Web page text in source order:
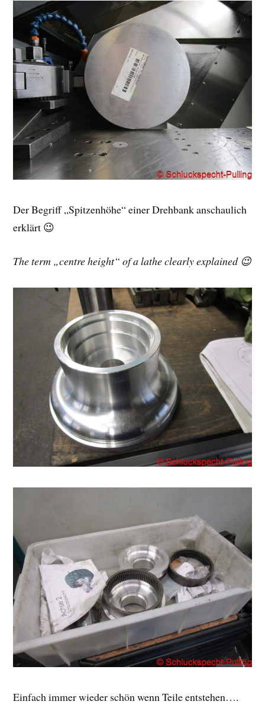
Der Begriff „Spitzenhöhe“ einer Drehbank anschaulich
erklärt 😉
The term „centre height“ of a lathe clearly explained 😉
Einfach immer wieder schön wenn Teile entstehen….